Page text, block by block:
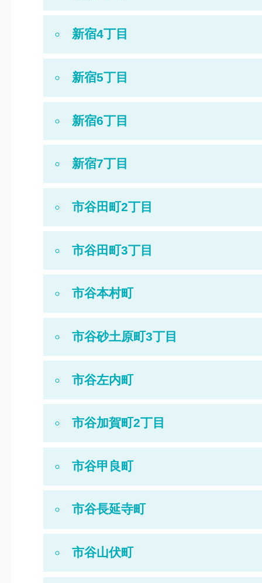
新宿4丁目
新宿5丁目
新宿6丁目
新宿7丁目
市谷田町2丁目
市谷田町3丁目
市谷本村町
市谷砂土原町3丁目
市谷左内町
市谷加賀町2丁目
市谷甲良町
市谷長延寺町
市谷山伏町